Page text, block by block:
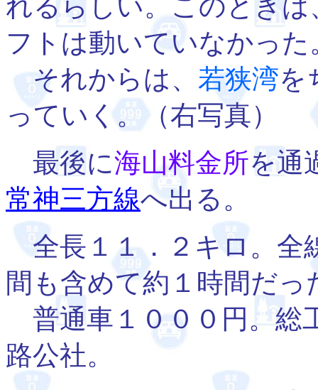
れるらしい。このとき
フトは動いていなかった
それからは、 若狭湾を
っていく。（右写真）
最後に海山料金所を通
常神三方線へ出る。
全長１１．２キロ。全
間も含めて約１時間だっ
普通車１０００円。総
路公社。